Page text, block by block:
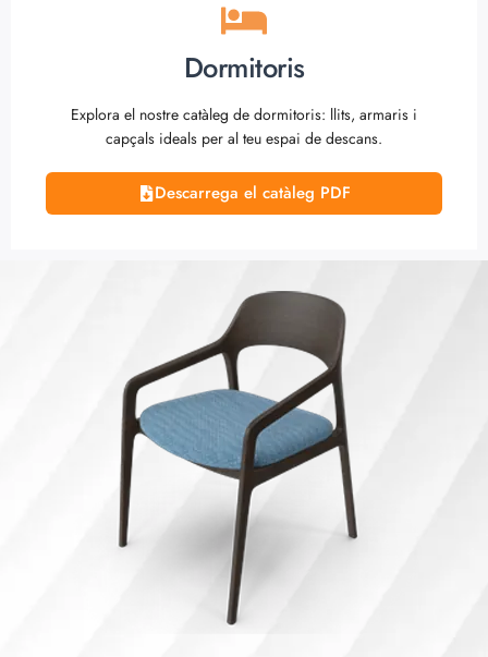
Dormitoris
Explora el nostre catàleg de dormitoris: llits, armaris i
capçals ideals per al teu espai de descans.